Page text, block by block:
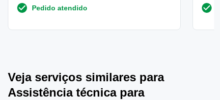
Pedido atendido
Veja serviços similares para
Assistência técnica para